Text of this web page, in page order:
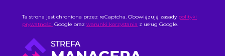
Ta strona jest chroniona przez reCaptcha. Obowiązują zasady polityki
prywatności Google oraz warunki korzystania z usług Google.